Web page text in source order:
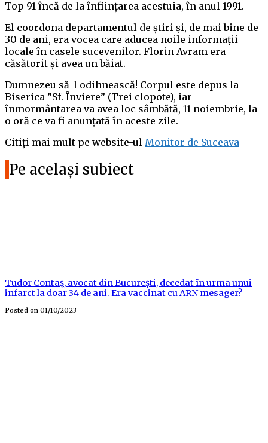
Top 91 încă de la înființarea acestuia, în anul 1991.
El coordona departamentul de știri și, de mai bine de
30 de ani, era vocea care aducea noile informații
locale în casele sucevenilor. Florin Avram era
căsătorit și avea un băiat.
Dumnezeu să-l odihnească! Corpul este depus la
Biserica ”Sf. Înviere” (Trei clopote), iar
înmormântarea va avea loc sâmbătă, 11 noiembrie, la
o oră ce va fi anunțată în aceste zile.
Citiți mai mult pe website-ul Monitor de Suceava
Pe același subiect
Tudor Contaș, avocat din București, decedat în urma unui
infarct la doar 34 de ani. Era vaccinat cu ARN mesager?
Posted on 01/10/2023